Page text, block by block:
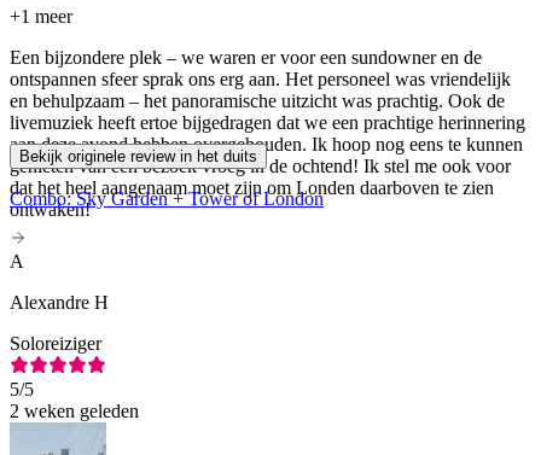
+1 meer
Een bijzondere plek – we waren er voor een sundowner en de
ontspannen sfeer sprak ons erg aan. Het personeel was vriendelijk
en behulpzaam – het panoramische uitzicht was prachtig. Ook de
livemuziek heeft ertoe bijgedragen dat we een prachtige herinnering
aan deze avond hebben overgehouden. Ik hoop nog eens te kunnen
genieten van een bezoek vroeg in de ochtend! Ik stel me ook voor
dat het heel aangenaam moet zijn om Londen daarboven te zien
ontwaken!
Bekijk originele review in het duits
Combo: Sky Garden + Tower of London
A
Alexandre H
Soloreiziger
5/5
2 weken geleden